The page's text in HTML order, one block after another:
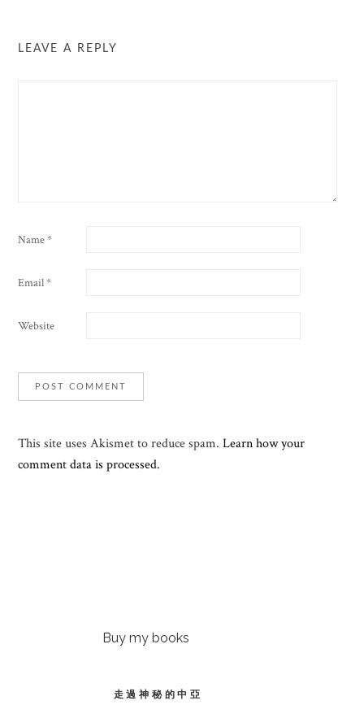
LEAVE A REPLY
Name*
Email*
Website
This site uses Akismet to reduce spam.Learn how your
comment data is processed.
Buy my books
走過神秘的中亞